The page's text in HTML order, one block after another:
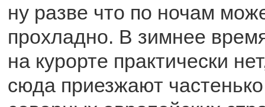
ну разве что по ночам
прохладно. В зимнее
на курорте практически
сюда приезжают